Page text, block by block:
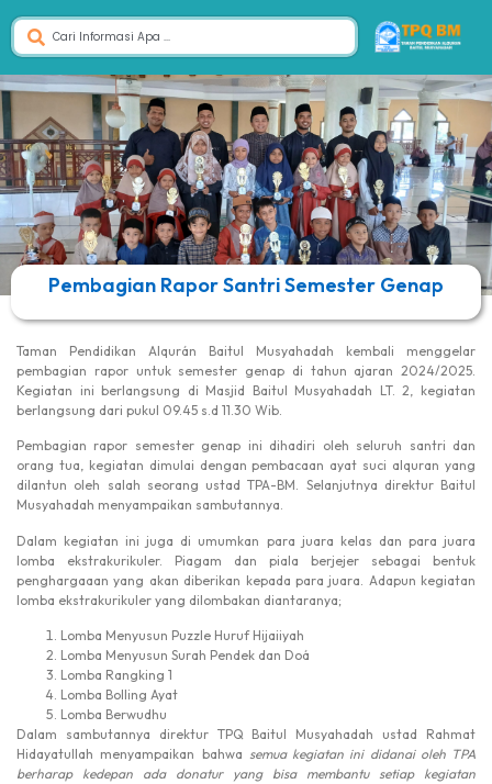
Pembagian Rapor Santri Semester Genap
Taman Pendidikan Alqurán Baitul Musyahadah kembali menggelar
pembagian rapor untuk semester genap di tahun ajaran 2024/2025.
Kegiatan ini berlangsung di Masjid Baitul Musyahadah LT. 2, kegiatan
berlangsung dari pukul 09.45 s.d 11.30 Wib.
Pembagian rapor semester genap ini dihadiri oleh seluruh santri dan
orang tua, kegiatan dimulai dengan pembacaan ayat suci alquran yang
dilantun oleh salah seorang ustad TPA-BM. Selanjutnya direktur Baitul
Musyahadah menyampaikan sambutannya.
Dalam kegiatan ini juga di umumkan para juara kelas dan para juara
lomba ekstrakurikuler. Piagam dan piala berjejer sebagai bentuk
penghargaaan yang akan diberikan kepada para juara. Adapun kegiatan
lomba ekstrakurikuler yang dilombakan diantaranya;
Lomba Menyusun Puzzle Huruf Hijaiiyah
Lomba Menyusun Surah Pendek dan Doá
Lomba Rangking 1
Lomba Bolling Ayat
Lomba Berwudhu
Dalam sambutannya direktur TPQ Baitul Musyahadah ustad Rahmat
Hidayatullah menyampaikan bahwa semua kegiatan ini didanai oleh TPA
berharap kedepan ada donatur yang bisa membantu setiap kegiatan